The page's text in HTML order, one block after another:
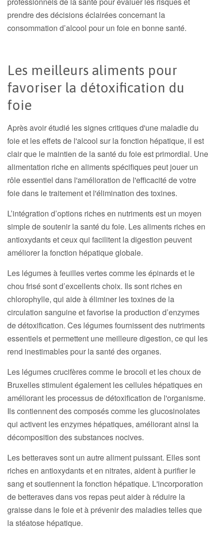
prendre des décisions éclairées concernant la
consommation d’alcool pour un foie en bonne santé.
Les meilleurs aliments pour
favoriser la détoxification du
foie
Après avoir étudié les signes critiques d'une maladie du
foie et les effets de l'alcool sur la fonction hépatique, il est
clair que le maintien de la santé du foie est primordial. Une
alimentation riche en aliments spécifiques peut jouer un
rôle essentiel dans l'amélioration de l'efficacité de votre
foie dans le traitement et l'élimination des toxines.
L’intégration d’options riches en nutriments est un moyen
simple de soutenir la santé du foie. Les aliments riches en
antioxydants et ceux qui facilitent la digestion peuvent
améliorer la fonction hépatique globale.
Les légumes à feuilles vertes comme les épinards et le
chou frisé sont d’excellents choix. Ils sont riches en
chlorophylle, qui aide à éliminer les toxines de la
circulation sanguine et favorise la production d’enzymes
de détoxification. Ces légumes fournissent des nutriments
essentiels et permettent une meilleure digestion, ce qui les
rend inestimables pour la santé des organes.
Les légumes crucifères comme le brocoli et les choux de
Bruxelles stimulent également les cellules hépatiques en
améliorant les processus de détoxification de l'organisme.
Ils contiennent des composés comme les glucosinolates
qui activent les enzymes hépatiques, améliorant ainsi la
décomposition des substances nocives.
Les betteraves sont un autre aliment puissant. Elles sont
riches en antioxydants et en nitrates, aident à purifier le
sang et soutiennent la fonction hépatique. L'incorporation
de betteraves dans vos repas peut aider à réduire la
graisse dans le foie et à prévenir des maladies telles que
la stéatose hépatique.